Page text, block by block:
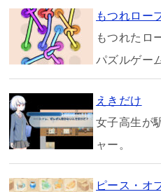
もつれロー
もつれたロ
パズルゲー
えきだけ
女子高生が
ャー。
ピース・オ